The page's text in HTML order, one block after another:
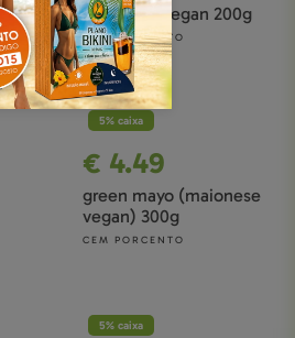
farinheira vegan 200g
CEM PORCENTO
5% caixa
€ 4.49
green mayo (maionese
vegan) 300g
CEM PORCENTO
5% caixa